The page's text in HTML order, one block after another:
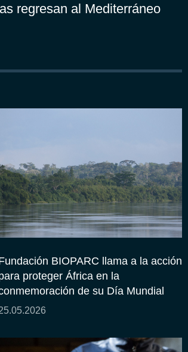
regresan al Mediterráneo
BIOPARC llama a la acción
proteger África en la
de su Día Mundial